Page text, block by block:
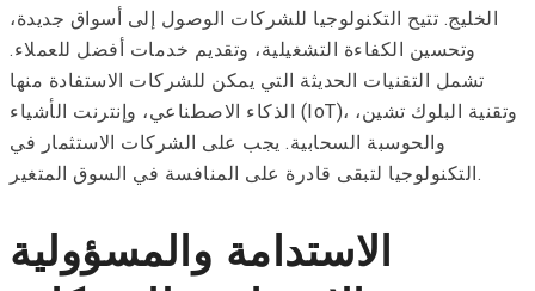
الخليج. تتيح التكنولوجيا للشركات الوصول إلى أسواق جديدة،
وتحسين الكفاءة التشغيلية، وتقديم خدمات أفضل للعملاء.
تشمل التقنيات الحديثة التي يمكن للشركات الاستفادة منها
الذكاء الاصطناعي، وإنترنت الأشياء (IoT)، وتقنية البلوك تشين،
والحوسبة السحابية. يجب على الشركات الاستثمار في
التكنولوجيا لتبقى قادرة على المنافسة في السوق المتغير.
الاستدامة والمسؤولية